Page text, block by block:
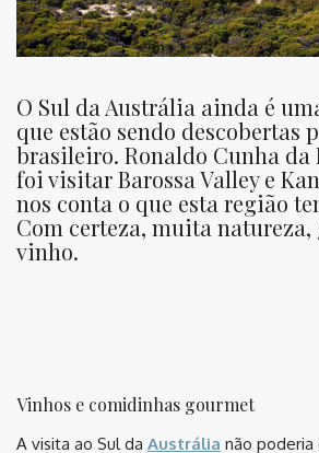
O Sul da Austrália ainda é
que estão sendo descobertas
brasileiro. Ronaldo Cunha da
foi visitar Barossa Valley e
nos conta o que esta região
Com certeza, muita
vinho.
Vinhos e comidinhas gourmet
A visita ao Sul da Austrália não poderia